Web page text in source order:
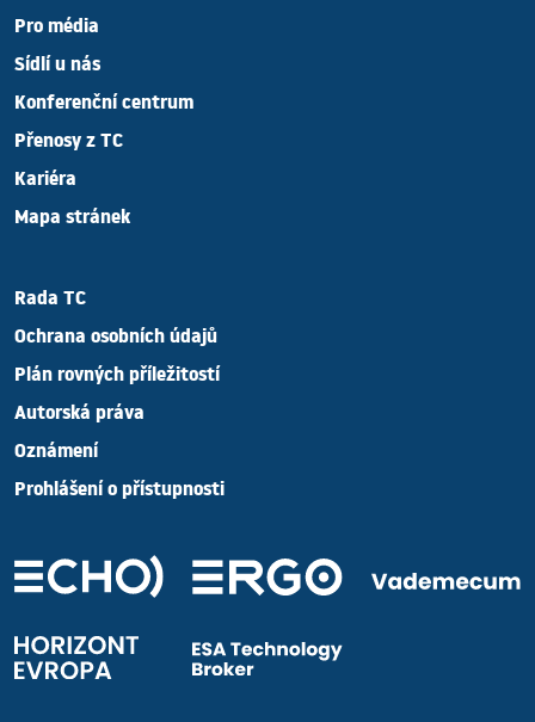
Pro média
Sídlí u nás
Konferenční centrum
Přenosy z TC
Kariéra
Mapa stránek
Rada TC
Ochrana osobních údajů
Plán rovných příležitostí
Autorská práva
Oznámení
Prohlášení o přístupnosti